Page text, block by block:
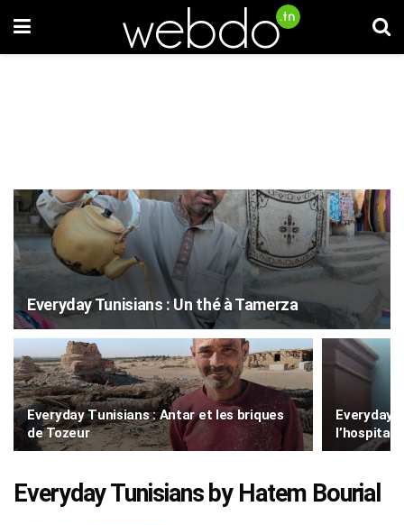
Everyday Tunisians : Un thé à Tamerza
Everyday Tunisians : Antar et les briques
de Tozeur
Everyday
Everyday Tunisians by Hatem Bourial